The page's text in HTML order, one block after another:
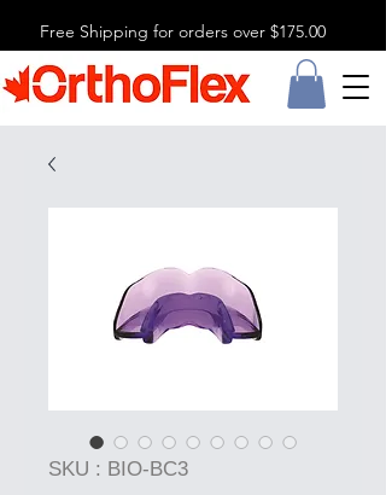
Free Shipping for orders over $175.00
SKU : BIO-BC3